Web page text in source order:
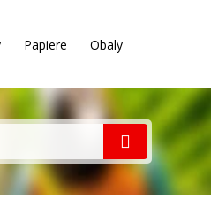
Papiere Obaly